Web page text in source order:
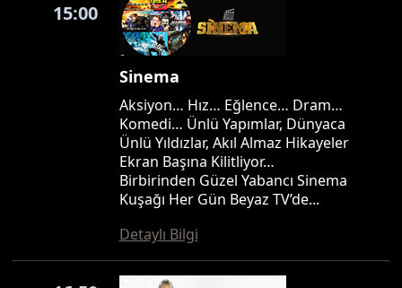
15:00
Sinema
Aksiyon… Hız… Eğlence… Dram…
Komedi… Ünlü Yapımlar, Dünyaca
Ünlü Yıldızlar, Akıl Almaz Hikayeler
Ekran Başına Kilitliyor…
Birbirinden Güzel Yabancı Sinema
Kuşağı Her Gün Beyaz TV’de...
Detaylı Bilgi